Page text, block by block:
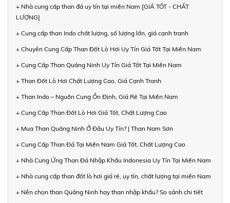
+ Nhà cung cấp than đá uy tín tại miền Nam [GIÁ TỐT - CHẤT
LƯỢNG]
+ Cung cấp than Indo chất lượng, số lượng lớn, giá cạnh tranh
+ Chuyên Cung Cấp Than Đốt Lò Hơi Uy Tín Giá Tốt Tại Miền Nam
+ Cung Cấp Than Quảng Ninh Uy Tín Giá Tốt Tại Miền Nam
+ Than Đốt Lò Hơi Chất Lượng Cao, Giá Cạnh Tranh
+ Than Indo – Nguồn Cung Ổn Định, Giá Rẻ Tại Miền Nam
+ Cung Cấp Than Đốt Lò Hơi Giá Tốt, Chất Lượng Cao
+ Mua Than Quảng Ninh Ở Đâu Uy Tín? | Than Nam Sơn
+ Cung Cấp Than Đá Tại Miền Nam Giá Tốt, Chất Lượng Cao
+ Nhà Cung Ứng Than Đá Nhập Khẩu Indonesia Uy Tín Tại Miền Nam
+ Nhà cung cấp than đốt lò hơi giá rẻ, uy tín, chất lượng tại miền Nam
+ Nên chọn than Quảng Ninh hay than nhập khẩu? So sánh chi tiết